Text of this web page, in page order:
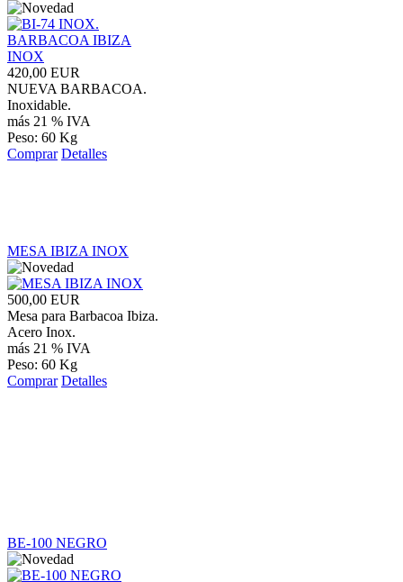
420,00 EUR
NUEVA BARBACOA.
Inoxidable.
más 21 % IVA
Peso: 60 Kg
Comprar Detalles
MESA IBIZA INOX
500,00 EUR
Mesa para Barbacoa Ibiza.
Acero Inox.
más 21 % IVA
Peso: 60 Kg
Comprar Detalles
BE-100 NEGRO